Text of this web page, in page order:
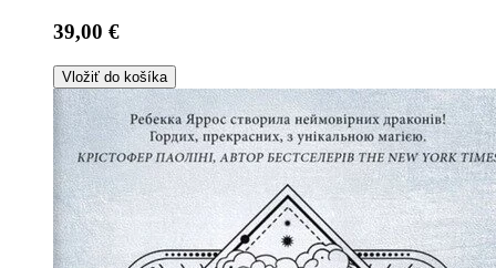
39,00 €
Vložiť do košíka